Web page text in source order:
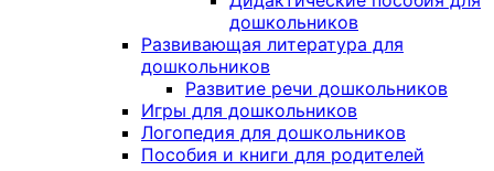
дошкольников
Развивающая литература для
дошкольников
Развитие речи дошкольников
Игры для дошкольников
Логопедия для дошкольников
Пособия и книги для родителей